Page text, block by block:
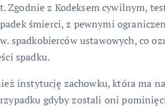
Zgodnie z Kodeksem cywilnym,
śmierci, z pewnymi
spadkobierców ustawowych, co
spadku.
instytucję zachowku, która ma
gdyby zostali oni